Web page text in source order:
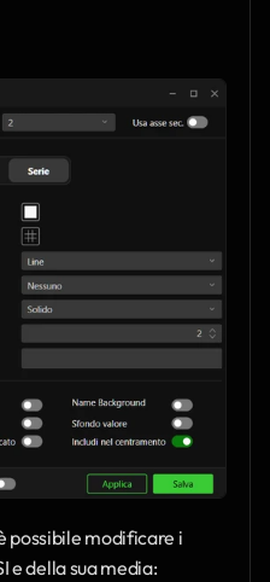
possibile modificare i
e della sua media: